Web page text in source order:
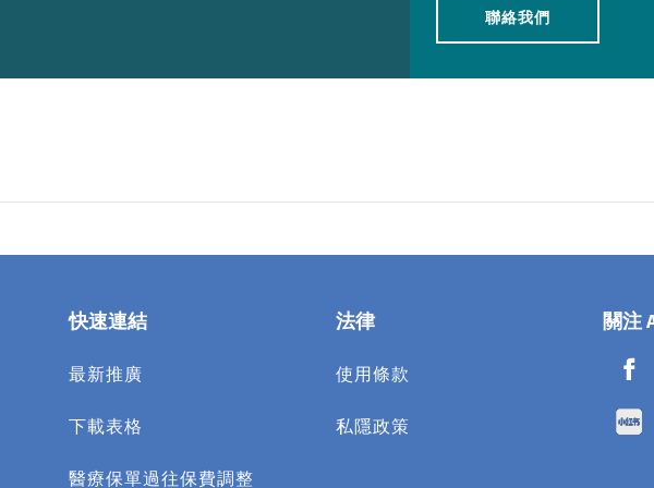
聯絡我們
快速連結
最新推廣
下載表格
醫療保單過往保費調整
法律
使用條款​
私隱政策
關注